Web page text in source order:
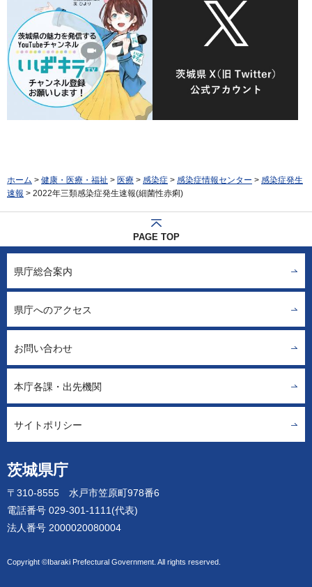
ホーム > 健康・医療・福祉 > 医療 > 感染症 > 感染症情報センター > 感染症発生
速報 > 2022年三類感染症発生速報(細菌性赤痢)
PAGE TOP
茨城県庁
〒310-8555 水戸市笠原町978番6
電話番号 029-301-1111(代表)
法人番号 2000020080004
Copyright ©Ibaraki Prefectural Government. All rights reserved.
県庁総合案内
県庁へのアクセス
お問い合わせ
本庁各課・出先機関
サイトポリシー